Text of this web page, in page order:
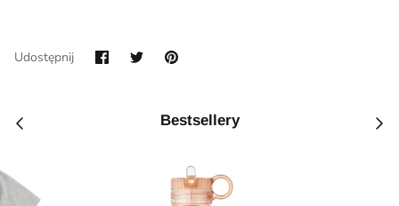
Udostępnij Udostępnij
na
Przypnij
Bestsellery